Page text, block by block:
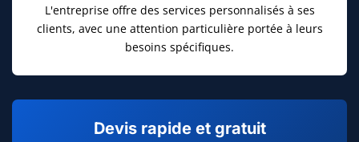
L'entreprise offre des services personnalisés à ses
clients, avec une attention particulière portée à leurs
besoins spécifiques.
Devis rapide et gratuit